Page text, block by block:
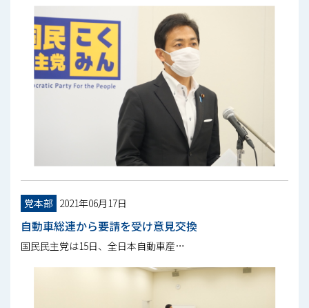
党本部 2021年06月17日
自動車総連から要請を受け意見交換
国民民主党は15日、全日本自動車産…